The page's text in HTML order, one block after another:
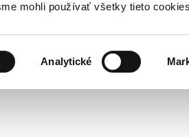
mohli používať všetky tieto
Analytické